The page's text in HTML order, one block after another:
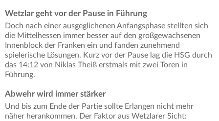
Wetzlar geht vor der Pause in Führung
Doch nach einer ausgeglichenen Anfangsphase stellten sich
die Mittelhessen immer besser auf den großgewachsenen
Innenblock der Franken ein und fanden zunehmend
spielerische Lösungen. Kurz vor der Pause lag die HSG durch
das 14:12 von Niklas Theiß erstmals mit zwei Toren in
Führung.
Abwehr wird immer stärker
Und bis zum Ende der Partie sollte Erlangen nicht mehr
näher herankommen. Der Faktor aus Wetzlarer Sicht: